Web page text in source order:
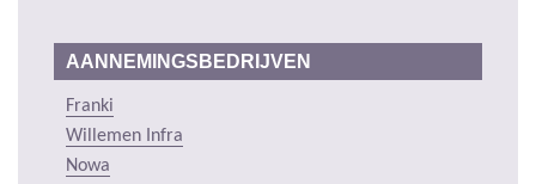
AANNEMINGSBEDRIJVEN
Franki
Willemen Infra
Nowa